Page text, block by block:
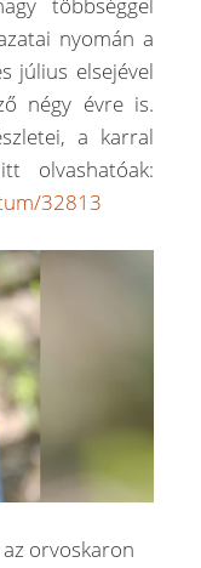
többséggel
nyomán a
július elsejével
négy évre is.
a karral
olvashatóak:
32813
orvoskaron